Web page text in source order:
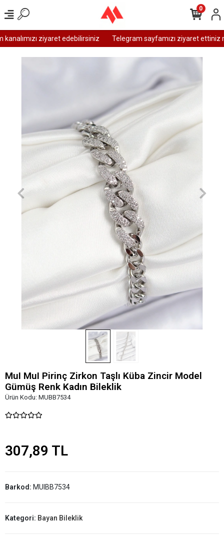
ziyaret edebilirsiniz Telegram sayfamızı ziyaret ettiniz
0
MuI MuI Pirinç Zirkon Taşlı Küba Zincir Model
Gümüş Renk Kadın Bileklik
Ürün Kodu: MUBB7534
307,89 TL
Barkod: MUIBB7534
Kategori: Bayan Bileklik